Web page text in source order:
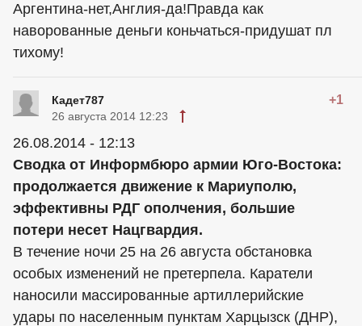
Аргентина-нет,Англия-да!Правда как
наворованные деньги коньчаться-придушат пл
тихому!
Кадет787 +1
26 августа 2014 12:23
26.08.2014 - 12:13
Сводка от Информбюро армии Юго-Востока:
продолжается движение к Мариуполю,
эффективны РДГ ополчения, большие
потери несет Нацгвардия.
В течение ночи 25 на 26 августа обстановка
особых изменений не претерпела. Каратели
наносили массированные артиллерийские
удары по населенным пунктам Харцызск (ДНР),